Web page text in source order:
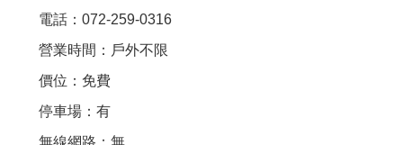
電話：072-259-0316
營業時間：戶外不限
價位：免費
停車場：有